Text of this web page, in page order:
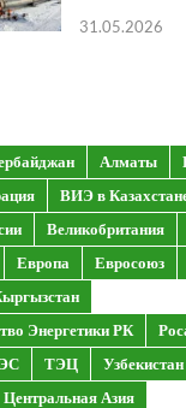
31.05.2026
Алматы
ВИЭ в
Великобритания
Европа Евросоюз
Энергетики РК
ТЭЦ Узбекистан
Центральная Азия